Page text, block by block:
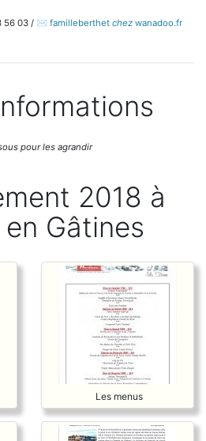
56 03 /
familleberthet chez wanadoo.fr
pour les agrandir
2018 à
Gâtines
Les menus